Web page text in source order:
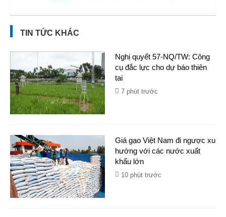
TIN TỨC KHÁC
Nghị quyết 57-NQ/TW: Công
cụ đắc lực cho dự báo thiên
tai
7 phút trước
Giá gạo Việt Nam đi ngược xu
hướng với các nước xuất
khẩu lớn
10 phút trước